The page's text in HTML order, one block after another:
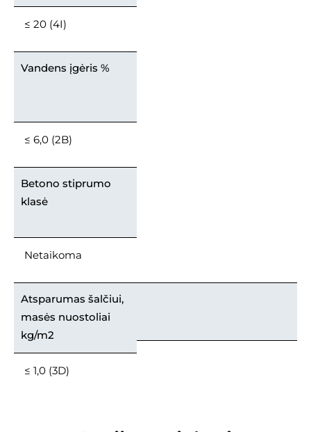
≤ 20 (4I)
Vandens įgėris %
≤ 6,0 (2B)
Betono stiprumo
klasė
Netaikoma
Atsparumas šalčiui,
masės nuostoliai
kg/m2
≤ 1,0 (3D)